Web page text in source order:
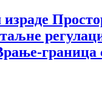
граница